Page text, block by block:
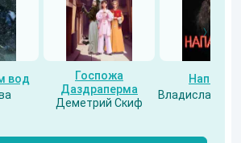
вод
Госпожа
Даздраперма
Деметрий Скиф
Напарник
Владислав